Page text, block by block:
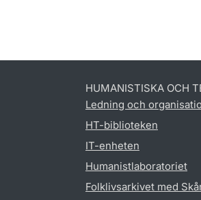
HUMANISTISKA OCH
Ledning och
HT-biblioteken
IT-enheten
Humanistlaboratoriet
Folklivsarkivet med